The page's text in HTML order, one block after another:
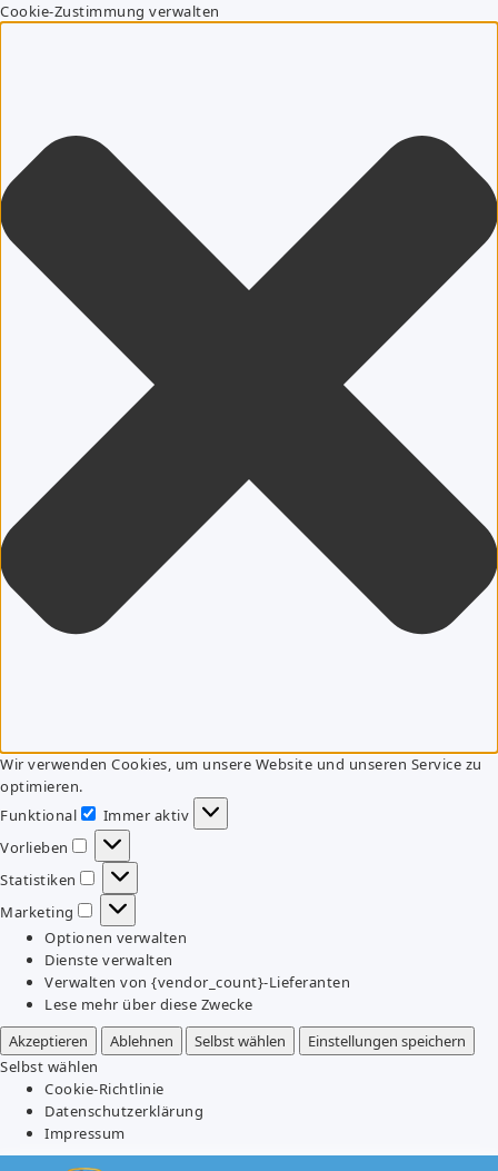
Cookie-Zustimmung verwalten
Wir verwenden Cookies, um unsere Website und unseren Service zu
optimieren.
Funktional
Funktional
Immer aktiv
Vorlieben
Vorlieben
Statistiken
Statistiken
Marketing
Marketing
Optionen verwalten
Dienste verwalten
Verwalten von {vendor_count}-Lieferanten
Lese mehr über diese Zwecke
Akzeptieren
Ablehnen Selbst wählen
Einstellungen speichern
Selbst wählen
Cookie-Richtlinie
Datenschutzerklärung
Impressum